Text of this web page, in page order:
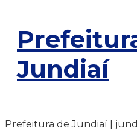
Jundiaí
Prefeitura de Jundiaí |